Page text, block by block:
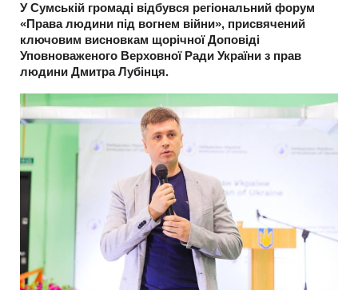
У Сумській громаді відбувся регіональний форум
«Права людини під вогнем війни», присвячений
ключовим висновкам щорічної Доповіді
Уповноваженого Верховної Ради України з прав
людини Дмитра Лубінця.